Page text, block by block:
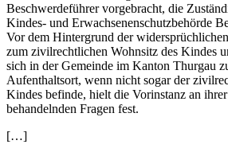
Beschwerdeführer vorgebracht, die
Kindes- und Erwachsenenschutzbehörde
Vor dem Hintergrund der
zum zivilrechtlichen Wohnsitz des Kindes
sich in der Gemeinde im Kanton Thurgau
Aufenthaltsort, wenn nicht sogar der
Kindes befinde, hielt die Vorinstanz an
behandelnden Fragen fest.
[…]